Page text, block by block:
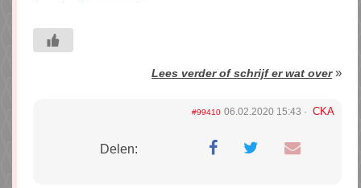
Lees verder of schrijf er wat over»
#99410 06.02.2020 15:43 CKA
Delen: